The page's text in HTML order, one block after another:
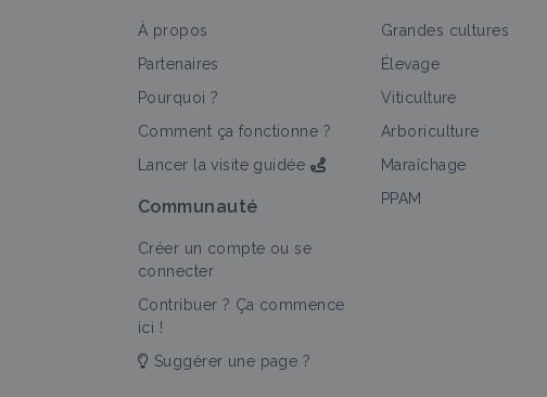
Tout
À propos
Partenaires
Pourquoi ?
Comment ça fonctionne ?
Lancer la visite guidée
Communauté
Créer un compte ou se
connecter
Contribuer ? Ça commence
ici !
Suggérer une page ?
Grandes cultures
Élevage
Viticulture
Arboriculture
Maraîchage
PPAM